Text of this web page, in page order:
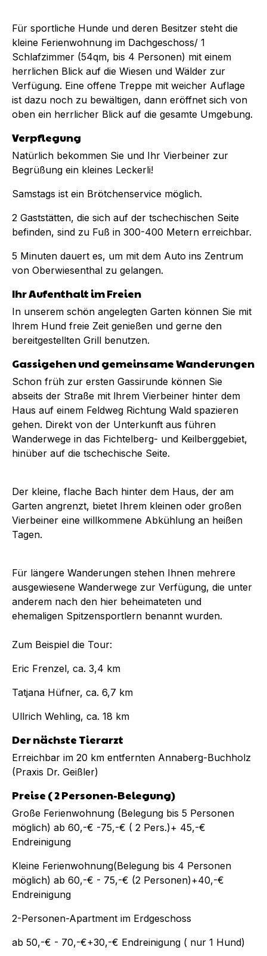
Für sportliche Hunde und deren Besitzer steht die
kleine Ferienwohnung im Dachgeschoss/ 1
Schlafzimmer (54qm, bis 4 Personen) mit einem
herrlichen Blick auf die Wiesen und Wälder zur
Verfügung. Eine offene Treppe mit weicher Auflage
ist dazu noch zu bewältigen, dann eröffnet sich von
oben ein herrlicher Blick auf die gesamte Umgebung.
Verpflegung
Natürlich bekommen Sie und Ihr Vierbeiner zur
Begrüßung ein kleines Leckerli!
Samstags ist ein Brötchenservice möglich.
2 Gaststätten, die sich auf der tschechischen Seite
befinden, sind zu Fuß in 300-400 Metern erreichbar.
5 Minuten dauert es, um mit dem Auto ins Zentrum
von Oberwiesenthal zu gelangen.
Ihr Aufenthalt im Freien
In unserem schön angelegten Garten können Sie mit
lhrem Hund freie Zeit genießen und gerne den
bereitgestellten Grill benutzen.
Gassigehen und gemeinsame Wanderungen
Schon früh zur ersten Gassirunde können Sie
abseits der Straße mit lhrem Vierbeiner hinter dem
Haus auf einem Feldweg Richtung Wald spazieren
gehen. Direkt von der Unterkunft aus führen
Wanderwege in das Fichtelberg- und Keilberggebiet,
hinüber auf die tschechische Seite.
Der kleine, flache Bach hinter dem Haus, der am
Garten angrenzt, bietet Ihrem kleinen oder großen
Vierbeiner eine willkommene Abkühlung an heißen
Tagen.
Für längere Wanderungen stehen Ihnen mehrere
ausgewiesene Wanderwege zur Verfügung, die unter
anderem nach den hier beheimateten und
ehemaligen Spitzensportlern benannt wurden.
Zum Beispiel die Tour:
Eric Frenzel, ca. 3,4 km
Tatjana Hüfner, ca. 6,7 km
Ullrich Wehling, ca. 18 km
Der nächste Tierarzt
Erreichbar im 20 km entfernten Annaberg-Buchholz
(Praxis Dr. Geißler)
Preise ( 2 Personen-Belegung)
Große Ferienwohnung (Belegung bis 5 Personen
möglich) ab 60,-€ -75,-€ ( 2 Pers.)+ 45,-€
Endreinigung
Kleine Ferienwohnung(Belegung bis 4 Personen
möglich) ab 60,-€ - 75,-€ (2 Personen)+40,-€
Endreinigung
2-Personen-Apartment im Erdgeschoss
ab 50,-€ - 70,-€+30,-€ Endreinigung ( nur 1 Hund)